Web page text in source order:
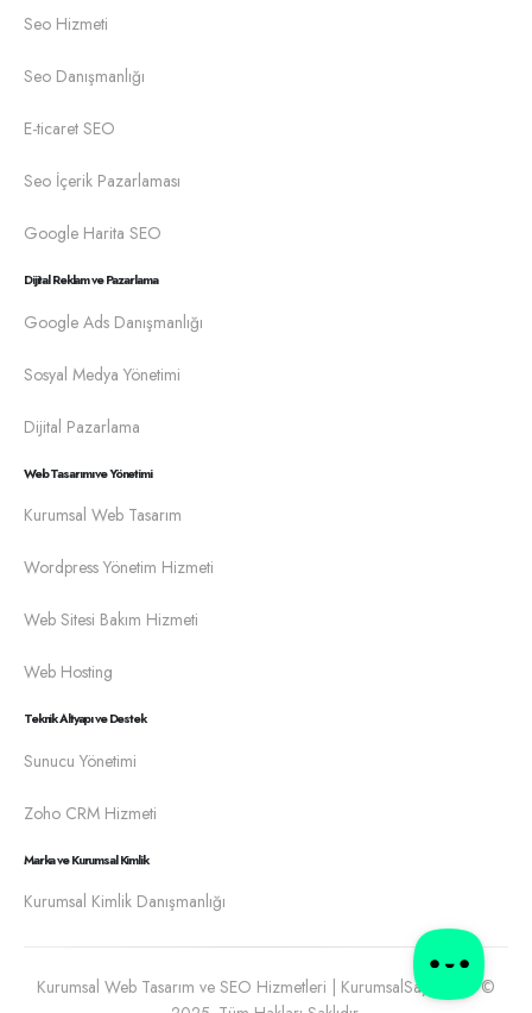
Seo Hizmeti
Seo Danışmanlığı
E-ticaret SEO
Seo İçerik Pazarlaması
Google Harita SEO
Dijital Reklam ve Pazarlama
Google Ads Danışmanlığı
Sosyal Medya Yönetimi
Dijital Pazarlama
Web Tasarımı ve Yönetimi
Kurumsal Web Tasarım
Wordpress Yönetim Hizmeti
Web Sitesi Bakım Hizmeti
Web Hosting
Teknik Altyapı ve Destek
Sunucu Yönetimi
Zoho CRM Hizmeti
Marka ve Kurumsal Kimlik
Kurumsal Kimlik Danışmanlığı
Kurumsal Web Tasarım ve SEO Hizmetleri | KurumsalSayfa.com ©